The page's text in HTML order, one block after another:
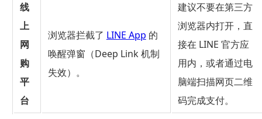
线
上
网
购
平
台
浏览器拦截了 LINE App 的
唤醒弹窗（Deep Link 机制
失效）。
建议不要在第三方
浏览器内打开，直
接在 LINE 官方应
用内，或者通过电
脑端扫描网页二维
码完成支付。